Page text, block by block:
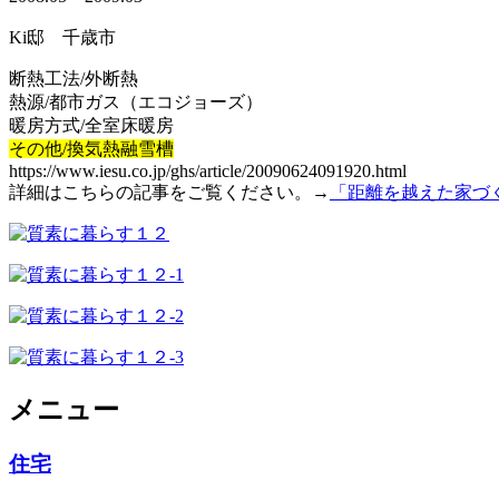
Ki邸 千歳市
断熱工法/外断熱
熱源/都市ガス（エコジョーズ）
暖房方式/全室床暖房
その他/換気熱融雪槽
https://www.iesu.co.jp/ghs/article/20090624091920.html
詳細はこちらの記事をご覧ください。→
「距離を越えた家づ
メニュー
住宅